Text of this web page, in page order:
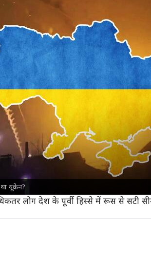
यूक्रेन?
में आया था
pm
की निगाहें इस वक्त यूक्रेन पर
सामनेहथियार डालने से इनकारकरते हुए
यूक्रेन का असल राष्ट्र होने का कोई
है यूक्रेन
स्थित है। यह तीन तरफ से रूस से घिरा हुआ है
बड़ा देश है और यहां करीब 4.3 करोड़ लोग
लोग देश के पूर्वी हिस्से में रूस से सटी